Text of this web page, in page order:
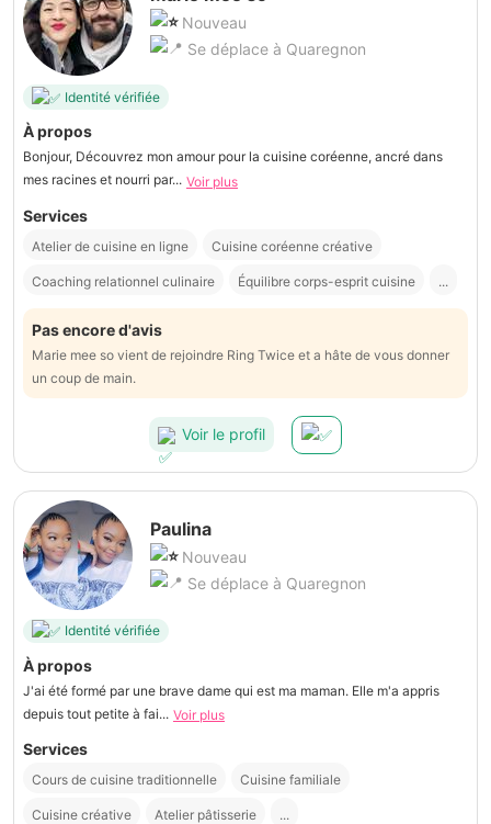
Nouveau
Se déplace à Quaregnon
Identité vérifiée
À propos
Bonjour, Découvrez mon amour pour la cuisine coréenne, ancré dans
mes racines et nourri par... Voir plus
Services
Atelier de cuisine en ligne Cuisine coréenne créative
Coaching relationnel culinaire Équilibre corps-esprit cuisine ...
Pas encore d'avis
Marie mee so vient de rejoindre Ring Twice et a hâte de vous donner
un coup de main.
Voir le profil
Paulina
Nouveau
Se déplace à Quaregnon
Identité vérifiée
À propos
J'ai été formé par une brave dame qui est ma maman. Elle m'a appris
depuis tout petite à fai... Voir plus
Services
Cours de cuisine traditionnelle Cuisine familiale
Cuisine créative Atelier pâtisserie ...